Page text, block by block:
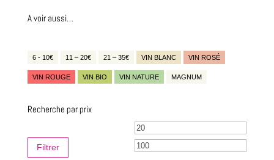
A voir aussi…
6 - 10€ 11 – 20€ 21 – 35€ VIN BLANC VIN ROSÉ
VIN ROUGE VIN BIO VIN NATURE MAGNUM
Recherche par prix
Prix
min
Filtrer